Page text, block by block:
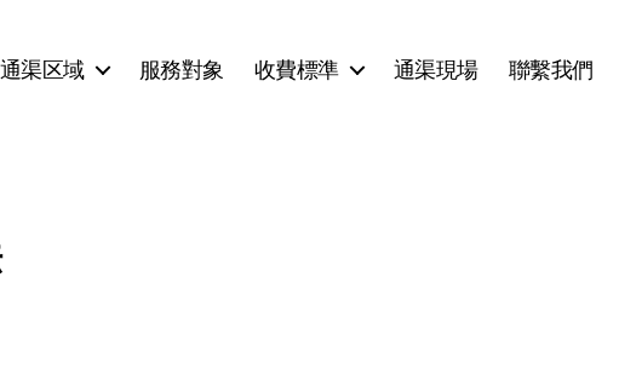
通渠区域 服務對象 收費標準 通渠現場 聯繫我們